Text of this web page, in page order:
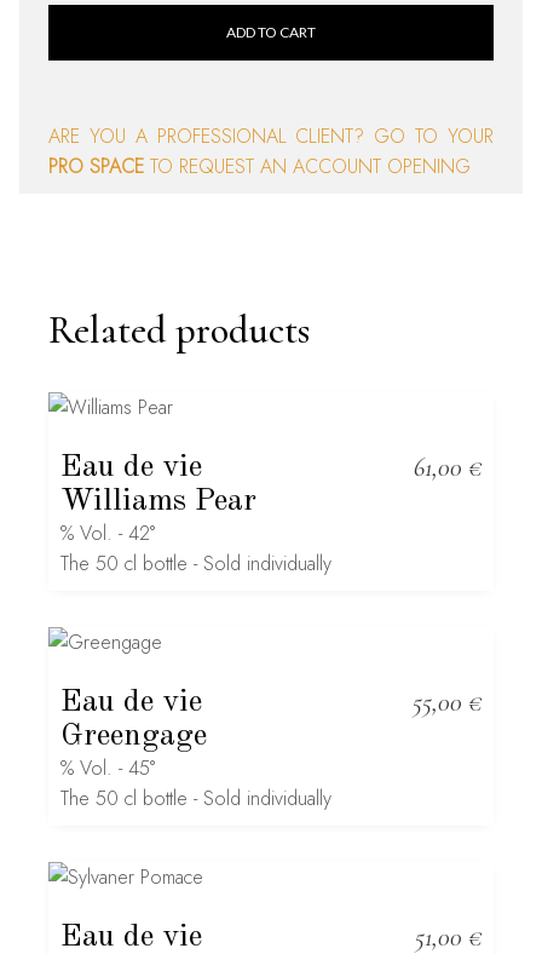
ADD TO CART
ARE YOU A PROFESSIONAL CLIENT? GO TO YOUR
PRO SPACETO REQUEST AN ACCOUNT OPENING
Related products
Eau de vie
Williams Pear
61,00 €
% Vol. - 42°
The 50 cl bottle - Sold individually
Eau de vie
Greengage
55,00 €
% Vol. - 45°
The 50 cl bottle - Sold individually
Eau de vie
51,00 €